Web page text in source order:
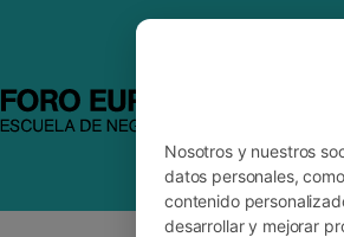
Nosotros y nuestros
datos personales,
contenido
desarrollar y mejorar